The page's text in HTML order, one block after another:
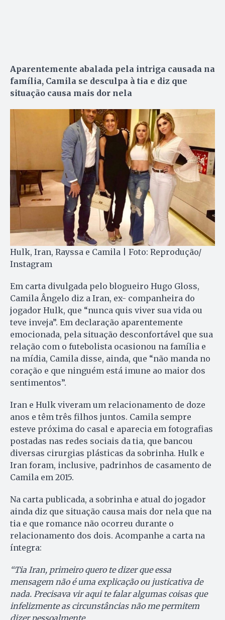
Aparentemente abalada pela intriga causada na
família, Camila se desculpa à tia e diz que
situação causa mais dor nela
Hulk, Iran, Rayssa e Camila | Foto: Reprodução/
Instagram
Em carta divulgada pelo blogueiro Hugo Gloss,
Camila Ângelo diz a Iran, ex- companheira do
jogador Hulk, que “nunca quis viver sua vida ou
teve inveja”. Em declaração aparentemente
emocionada, pela situação desconfortável que sua
relação com o futebolista ocasionou na família e
na mídia, Camila disse, ainda, que “não manda no
coração e que ninguém está imune ao maior dos
sentimentos”.
Iran e Hulk viveram um relacionamento de doze
anos e têm três filhos juntos. Camila sempre
esteve próxima do casal e aparecia em fotografias
postadas nas redes sociais da tia, que bancou
diversas cirurgias plásticas da sobrinha. Hulk e
Iran foram, inclusive, padrinhos de casamento de
Camila em 2015.
Na carta publicada, a sobrinha e atual do jogador
ainda diz que situação causa mais dor nela que na
tia e que romance não ocorreu durante o
relacionamento dos dois. Acompanhe a carta na
íntegra:
“Tia Iran, primeiro quero te dizer que essa
mensagem não é uma explicação ou justicativa de
nada. Precisava vir aqui te falar algumas coisas que
infelizmente as circunstâncias não me permitem
dizer pessoalmente.